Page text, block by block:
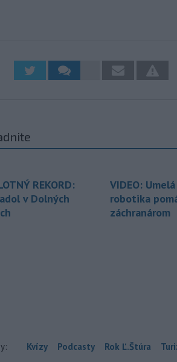
REKORD:
v Dolných
VIDEO:
robotika
záchranárom
Kvízy Podcasty Rok Ľ.Štúra